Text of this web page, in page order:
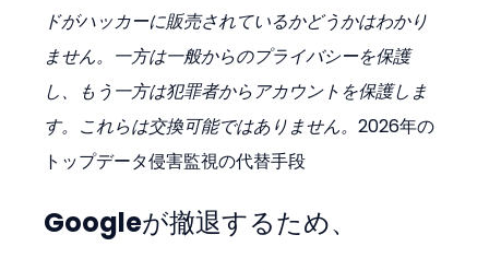
ドがハッカーに販売されているかどうかはわかり
ません。一方は一般からのプライバシーを保護
し、もう一方は犯罪者からアカウントを保護しま
す。これらは交換可能ではありません。2026年の
トップデータ侵害監視の代替手段
Googleが撤退するため、